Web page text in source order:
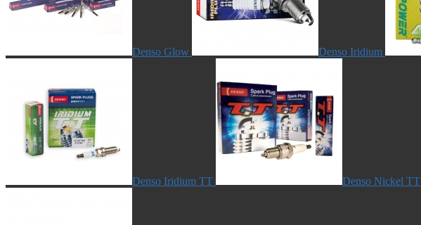
Denso Glow Denso Iridium
Denso Iridium TT Denso Nickel TT